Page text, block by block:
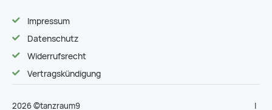
Impressum
Datenschutz
Widerrufsrecht
Vertragskündigung
2026 ©tanzraum9 |